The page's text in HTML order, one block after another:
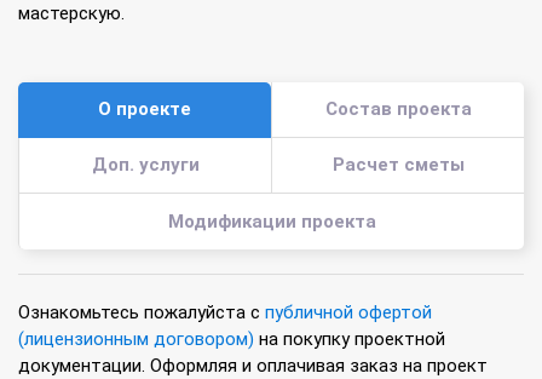
мастерскую.
О проекте Состав проекта
Доп. услуги Расчет сметы
Модификации проекта
Ознакомьтесь пожалуйста с публичной офертой
(лицензионным договором) на покупку проектной
документации. Оформляя и оплачивая заказ на проект